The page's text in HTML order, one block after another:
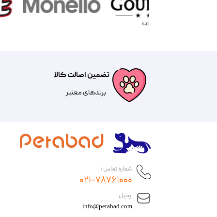
تضمین اصالت کالا
​​برندهای معتبر​​​​​​​
​ایمیل :
info@petabad.com
شماره تماس :
۰۲۱-۷۸۷۶۱۰۰۰